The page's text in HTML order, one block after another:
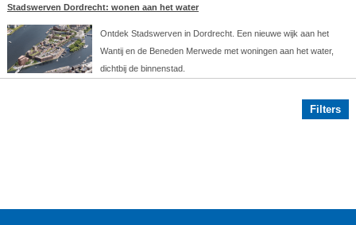
Stadswerven Dordrecht: wonen aan het water
Ontdek Stadswerven in Dordrecht. Een nieuwe wijk aan het
Wantij en de Beneden Merwede met woningen aan het water,
dichtbij de binnenstad.
Filters